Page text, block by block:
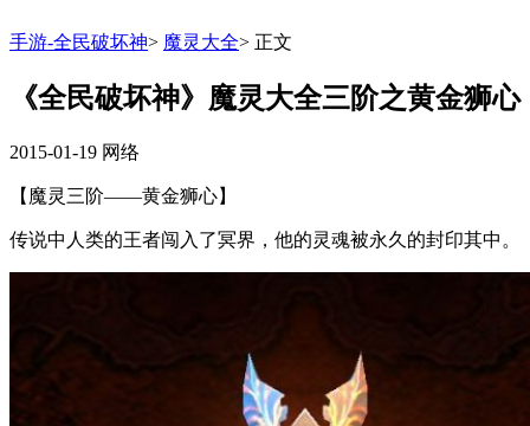
手游-全民破坏神> 魔灵大全> 正文
《全民破坏神》魔灵大全三阶之黄金狮心
2015-01-19 网络
【魔灵三阶——黄金狮心】
传说中人类的王者闯入了冥界，他的灵魂被永久的封印其中。